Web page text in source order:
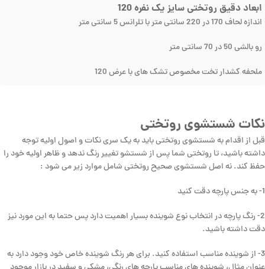
ابعاد دقیق روتختی سایز یک نفره 120
اندازه لحاف 170 در 220 سانتی متر با تلرانس 5 سانتی متر
رو بالشی 50 در 70 سانتی متر
ملحفه کشدار تخت مخصوص تشک های با عرض 120
نکات شستشوی روتختی
قبل از اقدام به شستشوی روتختی باید به یک سری نکات و اصول اولیه توجه
داشته باشید، تا روتختی شما پس از شستشو تغییر رنگ ندهد و ظاهر اولیه خود را
حفظ کند. نه اصل شستشوی صحیح روتختی شامل موارد زیر می شود :
1- به جنس پارچه دقت کنید
2- رنگ پارچه در انتخاب نوع شوینده بسیار اهمیت دارد پس حتما به این مورد نیز
دقت داشته باشید.
3- از شوینده مناسب استفاده کنید. برای هر رنگ شوینده خاص خود وجود دارد به